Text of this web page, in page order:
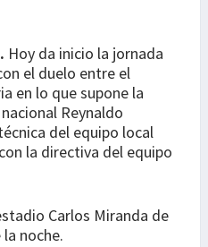
Hoy da inicio la jornada
el duelo entre el
en lo que supone la
Reynaldo
del equipo local
la directiva del equipo
Carlos Miranda de
noche.